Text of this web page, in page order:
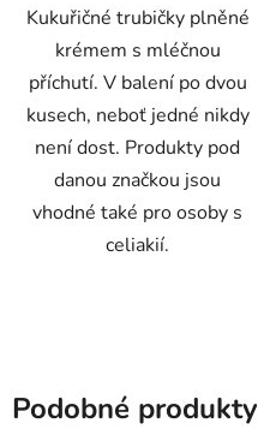
Kukuřičné trubičky plněné
krémem s mléčnou
příchutí. V balení po dvou
kusech, neboť jedné nikdy
není dost. Produkty pod
danou značkou jsou
vhodné také pro osoby s
celiakií.
Podobné produkty